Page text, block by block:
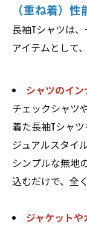
（重ね着）性
長袖Tシャツは
アイテムとして
シャツのイ
チェックシャツ
着た長袖Tシャ
ジュアルスタイル
シンプルな無地
込むだけで、全
ジャケット